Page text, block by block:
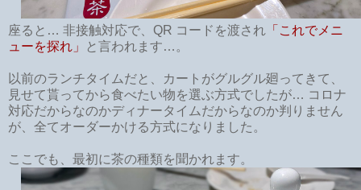
座ると… 非接触対応で、QR コードを渡され 「これでメニ
ューを探れ」
と言われます…。
以前のランチタイムだと、カートがグルグル廻ってきて、
見せて貰ってから食べたい物を選ぶ方式でしたが… コロナ
対応だからなのかディナータイムだからなのか判りません
が、全てオーダーかける方式になりました。
ここでも、最初に茶の種類を聞かれます。